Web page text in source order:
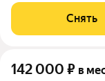
Дом - панельный,
Снять
142 000 ₽ в